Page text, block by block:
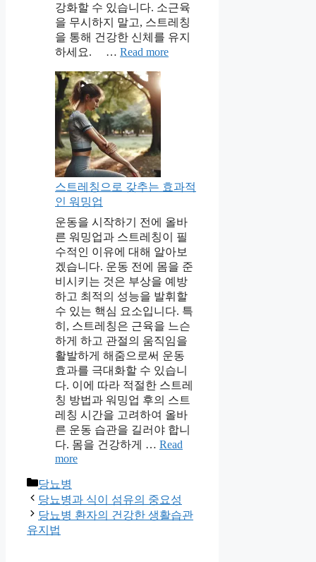
강화할 수 있습니다. 소근육
을 무시하지 말고, 스트레칭
을 통해 건강한 신체를 유지
하세요. … Read more
스트레칭으로 갖추는 효과적
인 워밍업
운동을 시작하기 전에 올바
른 워밍업과 스트레칭이 필
수적인 이유에 대해 알아보
겠습니다. 운동 전에 몸을 준
비시키는 것은 부상을 예방
하고 최적의 성능을 발휘할
수 있는 핵심 요소입니다. 특
히, 스트레칭은 근육을 느슨
하게 하고 관절의 움직임을
활발하게 해줌으로써 운동
효과를 극대화할 수 있습니
다. 이에 따라 적절한 스트레
칭 방법과 워밍업 후의 스트
레칭 시간을 고려하여 올바
른 운동 습관을 길러야 합니
다. 몸을 건강하게 … Read
more
Categories
당뇨병
당뇨병과 식이 섬유의 중요성
당뇨병 환자의 건강한 생활습관
유지법